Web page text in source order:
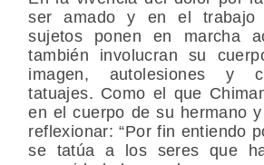
ser amado y en el trabajo
sujetos ponen en marcha
también involucran su
imagen, autolesiones y
tatuajes. Como el que
en el cuerpo de su hermano
reflexionar: “Por fin entiendo
se tatúa a los seres que